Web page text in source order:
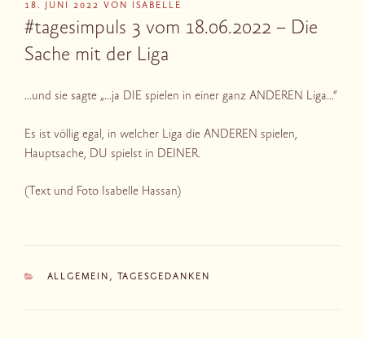
VERÖFFENTLICHT
AM
18. JUNI 2022 VON ISABELLE
#tagesimpuls 3 vom 18.06.2022 – Die
Sache mit der Liga
…und sie sagte „…ja DIE spielen in einer ganz ANDEREN Liga…“
Es ist völlig egal, in welcher Liga die ANDEREN spielen,
Hauptsache, DU spielst in DEINER.
(Text und Foto Isabelle Hassan)
KATEGORIEN
ALLGEMEIN , TAGESGEDANKEN